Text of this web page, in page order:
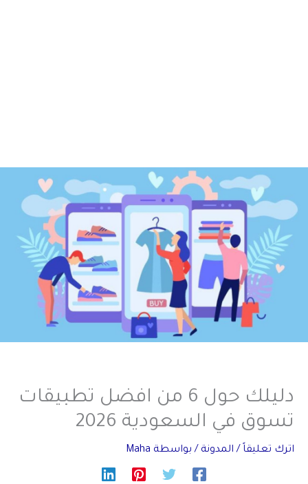
دليلك حول 6 من افضل تطبيقات
تسوق في السعودية 2026
اترك تعليقاً / المدونة / بواسطة Maha